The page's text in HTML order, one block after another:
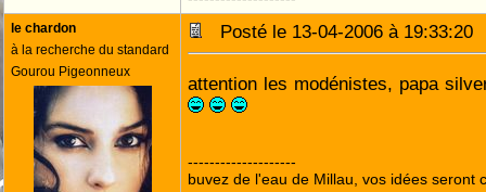
le chardon
à la recherche du standard
Gourou Pigeonneux
Posté le 13-04-2006 à
attention les modénistes, papa
--------------------
buvez de l'eau de Millau, vos idées seront